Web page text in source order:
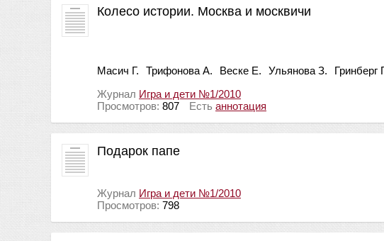
Колесо истории. Москва и москвичи
Масич Г. Трифонова А. Веске Е. Ульянова З. Гринберг
Журнал Игра и дети №1/2010
Просмотров: 807 Есть аннотация
Подарок папе
Журнал Игра и дети №1/2010
Просмотров: 798